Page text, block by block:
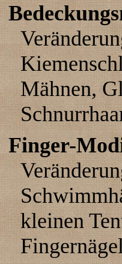
Mähnen,
Finger-
kleinen